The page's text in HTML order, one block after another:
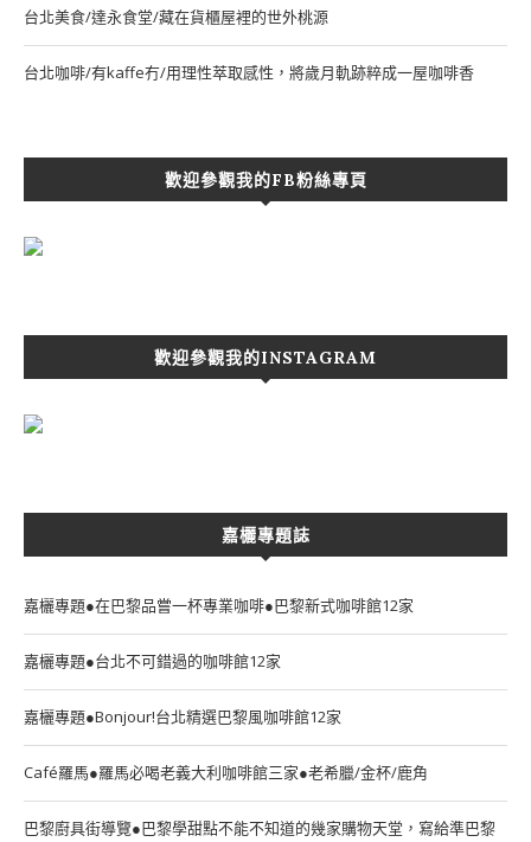
台北美食/達永食堂/藏在貨櫃屋裡的世外桃源
台北咖啡/有kaffe冇/用理性萃取感性，將歲月軌跡粹成一屋咖啡香
歡迎參觀我的FB粉絲專頁
歡迎參觀我的INSTAGRAM
嘉欐專題誌
嘉欐專題●在巴黎品嘗一杯專業咖啡●巴黎新式咖啡館12家
嘉欐專題●台北不可錯過的咖啡館12家
嘉欐專題●Bonjour!台北精選巴黎風咖啡館12家
Café羅馬●羅馬必喝老義大利咖啡館三家●老希臘/金杯/鹿角
巴黎廚具街導覽●巴黎學甜點不能不知道的幾家購物天堂，寫給準巴黎